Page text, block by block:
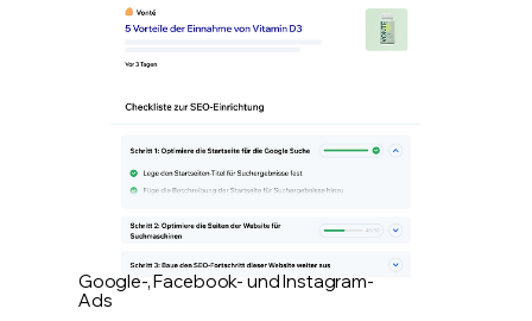
Google-, Facebook- und Instagram-
Ads